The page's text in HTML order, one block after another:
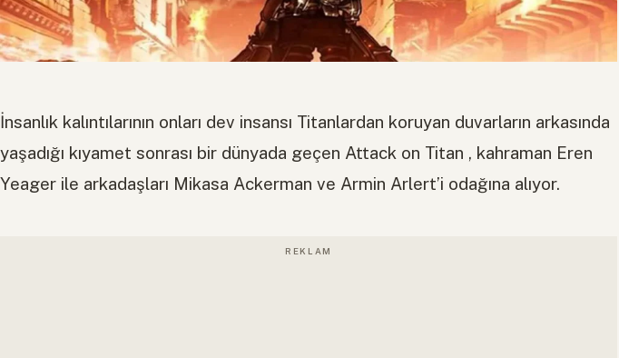
İnsanlık kalıntılarının onları dev insansı Titanlardan koruyan duvarların arkasında
yaşadığı kıyamet sonrası bir dünyada geçen Attack on Titan , kahraman Eren
Yeager ile arkadaşları Mikasa Ackerman ve Armin Arlert’i odağına alıyor.